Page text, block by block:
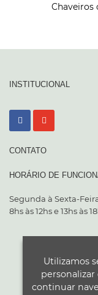
Chaveiros
INSTITUCIONAL
CONTATO
HORÁRIO DE
Segunda à Sexta-
8hs às 12hs e 13hs às
Utilizamos
personalizar
continuar